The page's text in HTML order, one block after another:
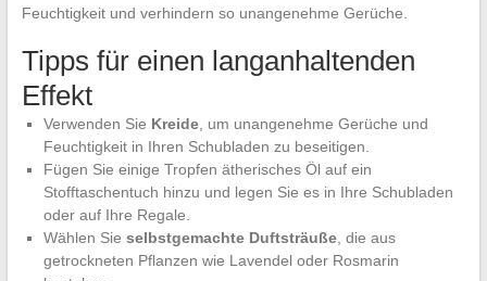
Feuchtigkeit und verhindern so unangenehme Gerüche.
Tipps für einen langanhaltenden
Effekt
Verwenden Sie Kreide, um unangenehme Gerüche und
Feuchtigkeit in Ihren Schubladen zu beseitigen.
Fügen Sie einige Tropfen ätherisches Öl auf ein
Stofftaschentuch hinzu und legen Sie es in Ihre Schubladen
oder auf Ihre Regale.
Wählen Sie selbstgemachte Duftsträuße, die aus
getrockneten Pflanzen wie Lavendel oder Rosmarin